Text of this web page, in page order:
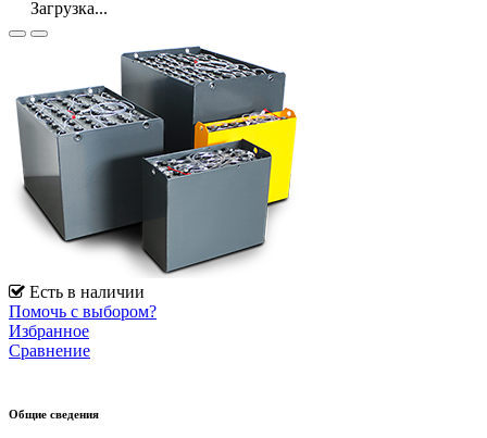
Загрузка...
Есть в наличии
Помочь с выбором?
Избранное
Сравнение
Общие сведения